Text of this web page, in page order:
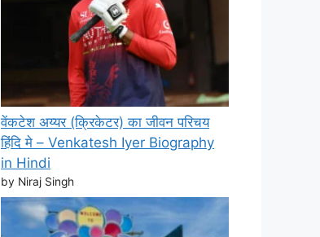
वेंकटेश अय्यर (क्रिकेटर) का जीवन परिचय
हिंदि मे – Venkatesh Iyer Biography
in Hindi
by Niraj Singh